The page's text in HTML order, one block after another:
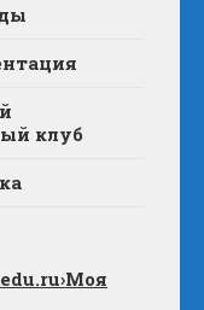
клуб
›Моя